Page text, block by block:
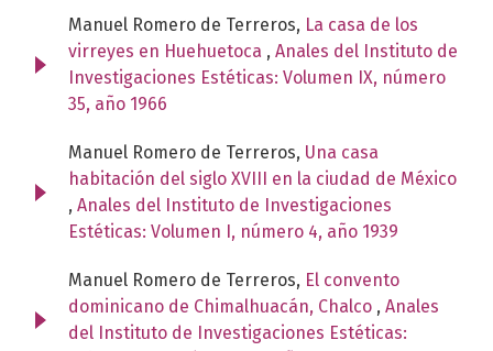
Manuel Romero de Terreros, La casa de los
virreyes en Huehuetoca , Anales del Instituto de
Investigaciones Estéticas: Volumen IX, número
35, año 1966
Manuel Romero de Terreros, Una casa
habitación del siglo XVIII en la ciudad de México
, Anales del Instituto de Investigaciones
Estéticas: Volumen I, número 4, año 1939
Manuel Romero de Terreros, El convento
dominicano de Chimalhuacán, Chalco , Anales
del Instituto de Investigaciones Estéticas: